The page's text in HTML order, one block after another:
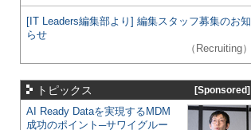
[IT Leaders編集部より] 編集スタッフ募集のお知
らせ
（Recruiting）
トピックス [Sponsored]
AI Ready Dataを実現するMDM
成功のポイント─サワイグルー